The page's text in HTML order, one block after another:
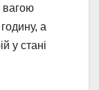
вагою
а
у стані